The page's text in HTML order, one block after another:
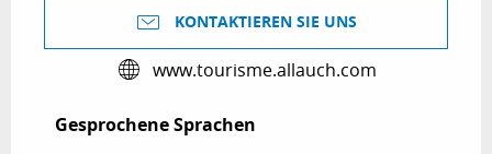
KONTAKTIEREN SIE UNS
www.tourisme.allauch.com
Gesprochene Sprachen
Gesprochene Sprachen